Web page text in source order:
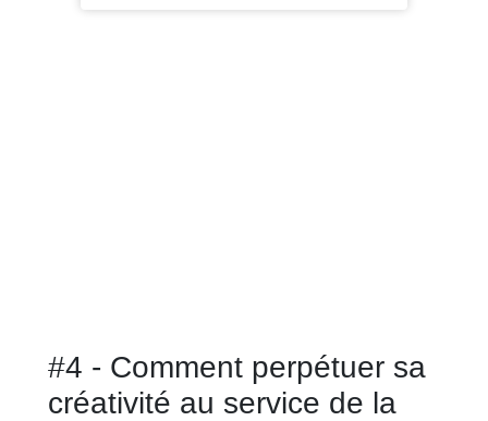
#4 - Comment perpétuer sa
créativité au service de la